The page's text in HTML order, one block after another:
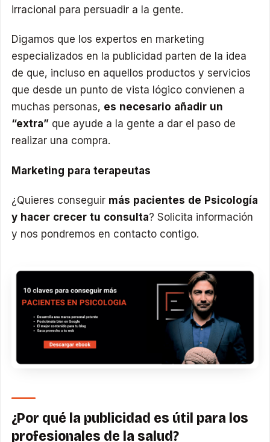
irracional para persuadir a la gente.
Digamos que los expertos en marketing
especializados en la publicidad parten de la idea
de que, incluso en aquellos productos y servicios
que desde un punto de vista lógico convienen a
muchas personas, es necesario añadir un
“extra” que ayude a la gente a dar el paso de
realizar una compra.
Marketing para terapeutas
¿Quieres conseguir más pacientes de Psicología
y hacer crecer tu consulta? Solicita información
y nos pondremos en contacto contigo.
¿Por qué la publicidad es útil para los
profesionales de la salud?